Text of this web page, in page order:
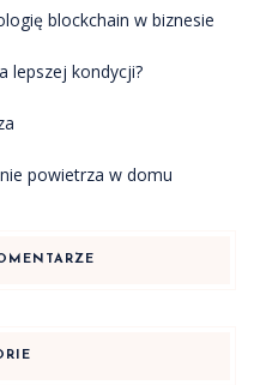
blockchain w biznesie
lepszej kondycji?
powietrza w domu